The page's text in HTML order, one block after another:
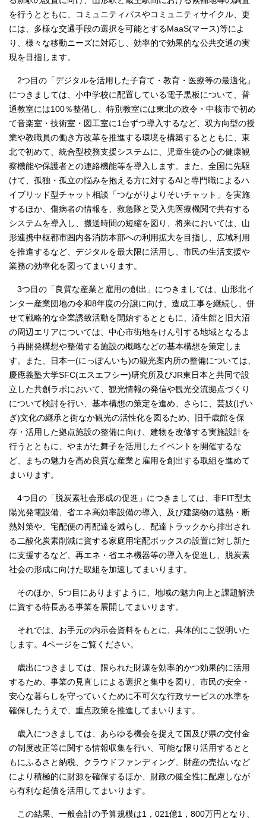
を行うとともに、コミュニティバスやコミュニティサイクル、更
には、多様な交通手段の選択を可能とするMaaS(マース)等によ
り、様々な移動ニーズに対応し、効率的で効果的な公共交通の実
現を目指します。
2つ目の「デジタルを活用した子育て・教育・医療等の最適化」
につきましては、小中学校に配置している電子黒板について、普
通教室には100％整備し、特別教室には東北の政令・中核市で初め
て音楽室・技術室・図工室に1台ずつ導入するなど、双方向型の授
業や教職員の働き方改革を推進する環境を構築するとともに、東
北で初めて、統合型校務支援システムに、児童生徒の心の健康観
察機能や保護者との連絡機能等を導入します。また、全国に先駆
けて、孤独・孤立の悩みを抱える方に対するAIと専門職によるハ
イブリッド型チャット相談「つながりよりそいチャット」を実施
するほか、傷病者の情報を、救急隊と受入先医療機関で共有する
システムを導入し、搬送時間の短縮を図り、将来においては、山
形連携中枢都市圏内各消防本部への利用拡大を目指し、広域利用
を推進するなど、デジタルを最大限に活用し、市民の生活支援や
業務の効率化を図ってまいります。
3つ目の「良質な産業と雇用の創出」につきましては、山形北イ
ンター産業団地の令和8年度の分譲に向け、造成工事を継続し、併
せて戦略的な企業誘致活動を開始するとともに、済生館と旧大沼
の周辺エリアについては、中心市街地をけん引する地域となるよ
う再開発構想や整備する施設の概略などの基本構想を策定しま
す。また、日本一(にっぽんいち)の観光案内所の整備については、
慶應義塾大学SFC(エスエフシー)研究所及びJR東日本と共同で設
立した共創ラボにおいて、観光情報の発信や観光交流拠点づくり
について検討を行い、基本構想の策定を進め、さらに、芸妓(げい
ぎ)文化の継承と街なか観光の活性化を図るため、旧千歳館を保
存・活用した拠点施設の整備に向け、建物を改修する実施設計を
行うとともに、やまがた舞子を活用したイベントを開催するな
ど、まちの魅力を高め良質な産業と雇用を創出する取組を進めて
まいります。
4つ目の「脱炭素社会形成の促進」につきましては、非FIT型太
陽光発電設備、省エネ高効率設備の導入、及び建築物の遮熱・断
熱対策や、宅配便の再配達を減らし、配達トラックから排出され
る二酸化炭素削減に資する家庭用宅配ボックスの設置に対し新た
に支援するなど、再エネ・省エネ機器等の導入を促進し、脱炭素
社会の形成に向けた取組を加速してまいります。
そのほか、5つ目にありますように、地域の魅力向上と課題解決
に資する特長ある事業を展開してまいります。
それでは、お手元の内示会資料をもとに、具体的にご説明いた
します。4ページをご覧ください。
歳出につきましては、限られた財源を効率的かつ効果的に活用
するため、事業の見直しによる選択と集中を図り、市民の安全・
安心な暮らしを守っていくために不可欠な行政サービスの水準を
確保したうえで、重点政策を推進してまいります。
歳入につきましては、あらゆる機会を捉えて国及び県の交付金
の制度改正等に関する情報収集を行い、可能な限り活用するとと
もにふるさと納税、クラウドファンディング、財産の売払いなど
により積極的に財源を確保するほか、財政の健全性に配慮しなが
ら有利な起債を活用してまいります。
この結果、一般会計の予算規模は1，021億1，800万円となり、